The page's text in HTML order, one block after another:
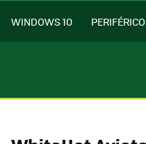
WINDOWS 10